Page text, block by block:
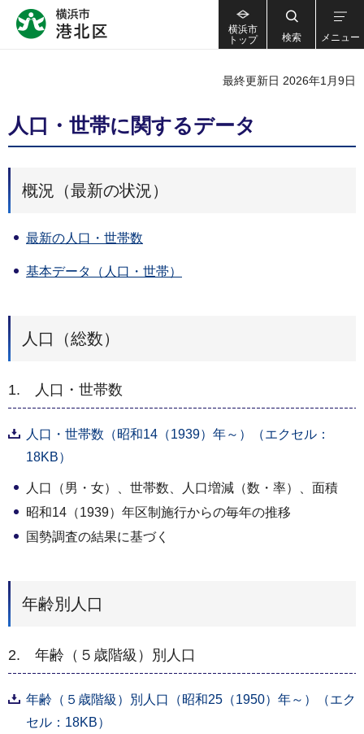
横浜市
トップ
検索 メニュー
最終更新日 2026年1月9日
人口・世帯に関するデータ
概況（最新の状況）
最新の人口・世帯数
基本データ（人口・世帯）
人口（総数）
1. 人口・世帯数
人口・世帯数（昭和14（1939）年～）（エクセル：
18KB）
人口（男・女）、世帯数、人口増減（数・率）、面積
昭和14（1939）年区制施行からの毎年の推移
国勢調査の結果に基づく
年齢別人口
2. 年齢（５歳階級）別人口
年齢（５歳階級）別人口（昭和25（1950）年～）（エク
セル：18KB）